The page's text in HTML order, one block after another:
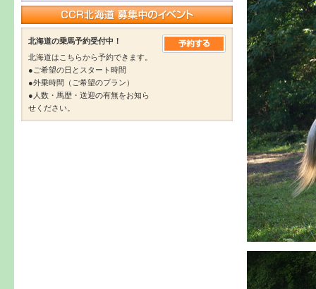
北海道の乗馬予約受付中！
北海道はこちらから予約できます。
●ご希望の日とスタート時間
●外乗時間（ご希望のプラン）
●人数・馬歴・送迎の有無をお知ら
せください。